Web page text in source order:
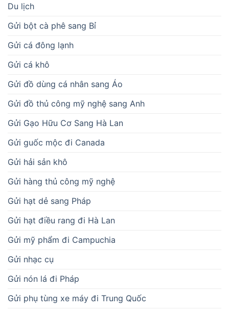
Du lịch
Gửi bột cà phê sang Bỉ
Gửi cá đông lạnh
Gửi cá khô
Gửi đồ dùng cá nhân sang Áo
Gửi đồ thủ công mỹ nghệ sang Anh
Gửi Gạo Hữu Cơ Sang Hà Lan
Gửi guốc mộc đi Canada
Gửi hải sản khô
Gửi hàng thủ công mỹ nghệ
Gửi hạt dẻ sang Pháp
Gửi hạt điều rang đi Hà Lan
Gửi mỹ phẩm đi Campuchia
Gửi nhạc cụ
Gửi nón lá đi Pháp
Gửi phụ tùng xe máy đi Trung Quốc